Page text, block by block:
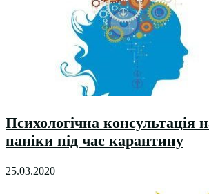
Психологічна консультація
паніки під час карантину
25.03.2020